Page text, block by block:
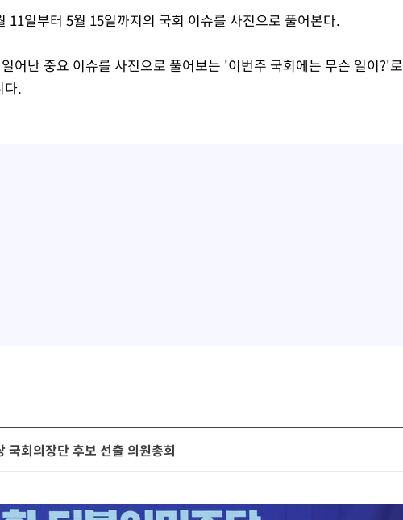
11일부터 5월 15일까지의 국회 이슈를 사진으로 풀어본다.
어난 중요 이슈를 사진으로 풀어보는 '이번주 국회에는 무슨 일이?'로
다.
국회의장단 후보 선출 의원총회